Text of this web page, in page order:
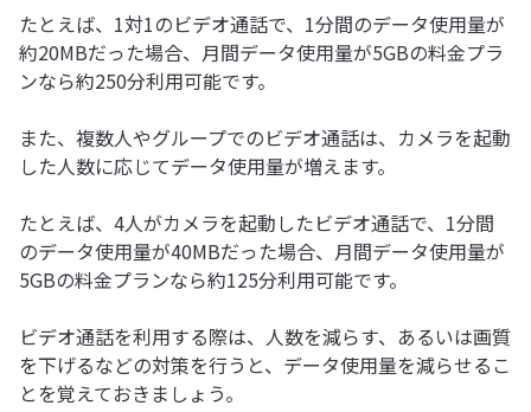
たとえば、1対1のビデオ通話で、1分間のデータ使用量が
約20MBだった場合、月間データ使用量が5GBの料金プラ
ンなら約250分利用可能です。
また、複数人やグループでのビデオ通話は、カメラを起動
した人数に応じてデータ使用量が増えます。
たとえば、4人がカメラを起動したビデオ通話で、1分間
のデータ使用量が40MBだった場合、月間データ使用量が
5GBの料金プランなら約125分利用可能です。
ビデオ通話を利用する際は、人数を減らす、あるいは画質
を下げるなどの対策を行うと、データ使用量を減らせるこ
とを覚えておきましょう。